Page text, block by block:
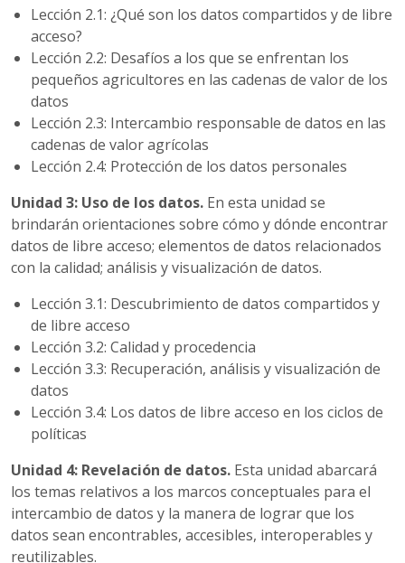
Lección 2.1: ¿Qué son los datos compartidos y de libre
acceso?
Lección 2.2: Desafíos a los que se enfrentan los
pequeños agricultores en las cadenas de valor de los
datos
Lección 2.3: Intercambio responsable de datos en las
cadenas de valor agrícolas
Lección 2.4: Protección de los datos personales
Unidad 3: Uso de los datos. En esta unidad se
brindarán orientaciones sobre cómo y dónde encontrar
datos de libre acceso; elementos de datos relacionados
con la calidad; análisis y visualización de datos.
Lección 3.1: Descubrimiento de datos compartidos y
de libre acceso
Lección 3.2: Calidad y procedencia
Lección 3.3: Recuperación, análisis y visualización de
datos
Lección 3.4: Los datos de libre acceso en los ciclos de
políticas
Unidad 4: Revelación de datos. Esta unidad abarcará
los temas relativos a los marcos conceptuales para el
intercambio de datos y la manera de lograr que los
datos sean encontrables, accesibles, interoperables y
reutilizables.